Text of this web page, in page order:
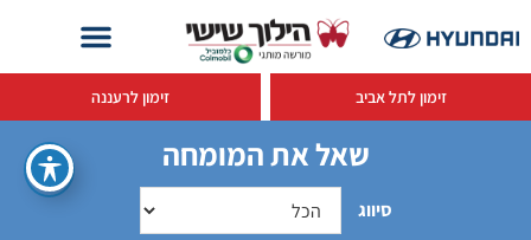
זימון לתל אביב זימון לרעננה
שאל את המומחה
סיווג